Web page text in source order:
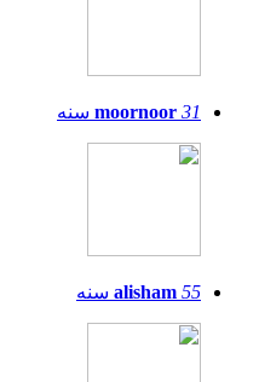
moornoor 31 سنه
alisham 55 سنه